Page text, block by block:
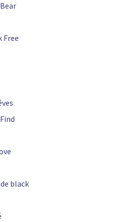
Free
black